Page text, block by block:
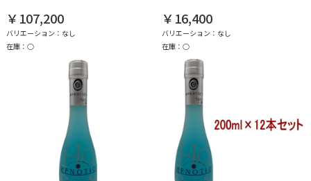
￥107,200
バリエーション：なし
在庫：○
￥16,400
バリエーション：なし
在庫：○